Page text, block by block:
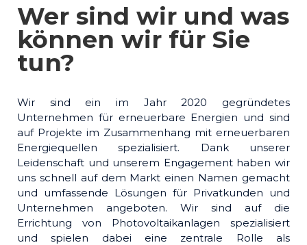
Wer sind wir und was
können wir für Sie
tun?
Wir sind ein im Jahr 2020 gegründetes
Unternehmen für erneuerbare Energien und sind
auf Projekte im Zusammenhang mit erneuerbaren
Energiequellen spezialisiert. Dank unserer
Leidenschaft und unserem Engagement haben wir
uns schnell auf dem Markt einen Namen gemacht
und umfassende Lösungen für Privatkunden und
Unternehmen angeboten. Wir sind auf die
Errichtung von Photovoltaikanlagen spezialisiert
und spielen dabei eine zentrale Rolle als